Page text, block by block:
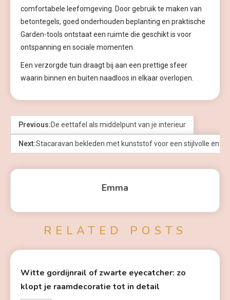
comfortabele leefomgeving. Door gebruik te maken van
betontegels, goed onderhouden beplanting en praktische
Garden-tools ontstaat een ruimte die geschikt is voor
ontspanning en sociale momenten.
Een verzorgde tuin draagt bij aan een prettige sfeer
waarin binnen en buiten naadloos in elkaar overlopen.
Previous:De eettafel als middelpunt van je interieur
Next:Stacaravan bekleden met kunststof voor een stijlvolle en
Emma
RELATED POSTS
Witte gordijnrail of zwarte eyecatcher: zo
klopt je raamdecoratie tot in detail